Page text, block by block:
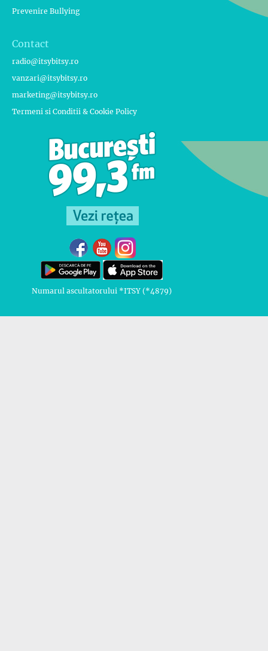
Prevenire Bullying
Contact
radio@itsybitsy.ro
vanzari@itsybitsy.ro
marketing@itsybitsy.ro
Termeni si Conditii & Cookie Policy
Numarul ascultatorului *ITSY (*4879)